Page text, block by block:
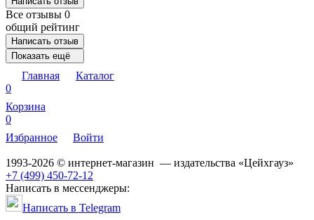
Все отзывы 0
общий рейтинг
Написать отзыв
Показать ещё
Главная
Каталог
0
Корзина
0
Избранное
Войти
1993-2026 © интернет-магазин — издательства «Цейхгауз»
+7 (499) 450-72-12
Написать в мессенджеры:
Написать в Telegram